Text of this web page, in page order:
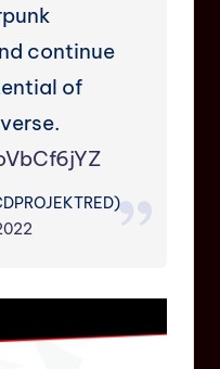
continue
of